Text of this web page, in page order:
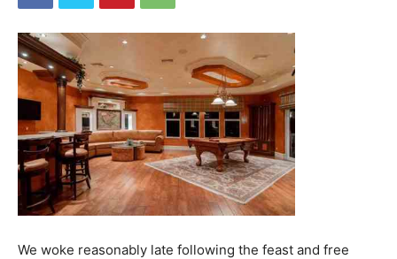
We woke reasonably late following the feast and free